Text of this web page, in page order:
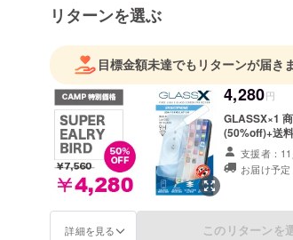
リターンを選ぶ
目標金額未達でもリターンが届き
4,280円
GLASSX×1
(50%off)+送
支援者：11
お届け予
詳細を見る このリターンを